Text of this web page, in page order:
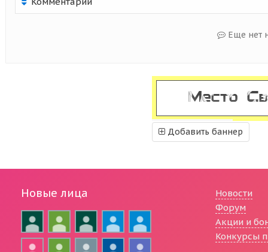
Еще нет
Добавить баннер
Новые лица
Новости
Форум
Акции и
Конкурсы